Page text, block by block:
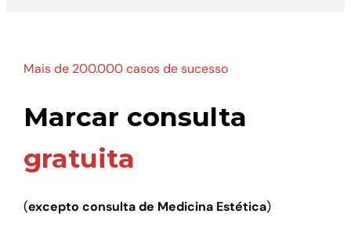
Mais de 200.000 casos de sucesso
Marcar consulta
gratuita
(excepto consulta de Medicina Estética)